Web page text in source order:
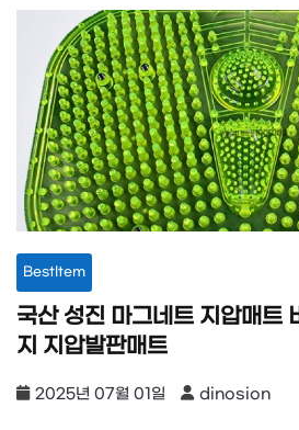
BestItem
국산 성진 마그네트 지압매트
지 지압발판매트
2025년 07월 01일 dinosion